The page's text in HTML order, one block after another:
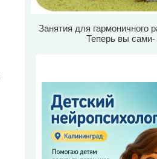
Занятия для гармоничного
Теперь вы сами-